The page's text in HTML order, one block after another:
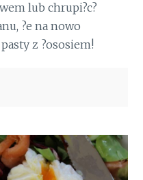
lub chrupi?c?
?e na nowo
z ?ososiem!